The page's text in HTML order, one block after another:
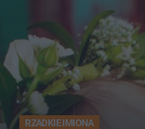
RZADKIE IMIONA